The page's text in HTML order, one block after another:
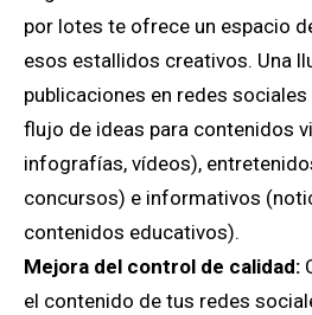
por lotes te ofrece un espacio
esos estallidos creativos. Una
publicaciones en redes sociales
flujo de ideas para contenidos
infografías, vídeos),
concursos) e informativos
contenidos educativos).
Mejora del control de calidad:
el contenido de tus redes